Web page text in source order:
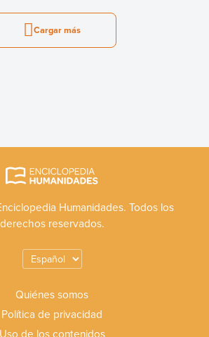
Cargar más
Humanidades. Todos los
derechos reservados.
Quiénes somos
Política de privacidad
Uso de los contenidos